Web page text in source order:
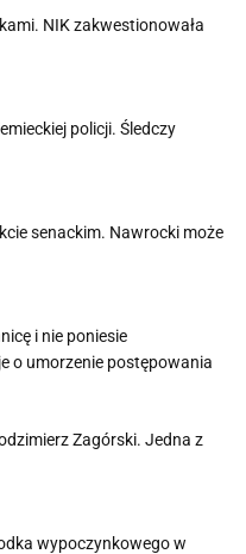
NIK zakwestionowała
policji. Śledczy
senackim. Nawrocki może
i nie poniesie
o umorzenie postępowania
Zagórski. Jedna z
wypoczynkowego w